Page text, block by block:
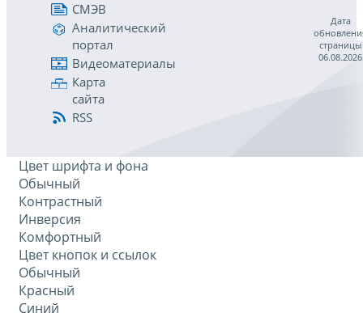
СМЭВ
Аналитический
портал
Видеоматериалы
Карта
сайта
RSS
Дата
страницы
06.08.2026
Цвет шрифта и фона
Обычный
Контрастный
Инверсия
Комфортный
Цвет кнопок и ссылок
Обычный
Красный
Синий